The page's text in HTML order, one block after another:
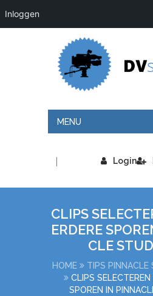
Inloggen
MENU
Login
|
CLIPS
ERDERE
CLE
HOME
TIPS PINNACLE
CLIPS SELECTEREN
SPOREN IN